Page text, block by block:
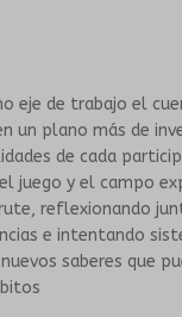
eje de trabajo el
un plano más de
de cada
juego y el campo
reflexionando
e intentando
saberes que